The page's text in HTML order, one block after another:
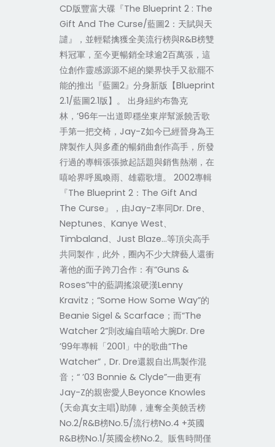
CD版豐富大碟『The Blueprint 2 : The
Gift And The Curse/藍圖2：天賦與天
譴』，並輕鬆擒獲全美流行榜與R&B榜雙
料冠軍，至今更暢銷全球逾2百萬張，這
位創作靈感源源不絕的樂界快手又欲罷不
能的推出『藍圖2』分身新版【Blueprint
2.1/藍圖2.1版】。 出身紐約布魯克
林，’96年一出道即穩坐東岸幫派饒舌歌
手第一把交椅，Jay-Z如今已經晉身為王
牌製作人與多產的暢銷曲創作高手，所發
行過的專輯張張掀起話題與銷售熱潮，在
嘻哈界呼風喚雨、雄霸歌壇。 2002專輯
『The Blueprint 2：The Gift And
The Curse』，由Jay-Z率同Dr. Dre、
Neptunes、Kanye West、
Timbaland、Just Blaze…等頂尖高手
共同製作，此外，圈內不少大牌藝人還衝
著他的面子跨刀合作：有“Guns &
Roses”中的藍調搖滾硬漢Lenny
Kravitz；“Some How Some Way”的
Beanie Sigel & Scarface；而“The
Watcher 2”則改編自嘻哈大腕Dr. Dre
’99年專輯「2001」中的歌曲“The
Watcher”，Dr. Dre還親自出馬製作混
音；“ ’03 Bonnie & Clyde”一曲更有
Jay-Z的親密愛人Beyonce Knowles
(天命真女主唱)助陣，連奪全美饒舌榜
No.2/R&B榜No.5/流行榜No.4 +英國
R&B榜No.1/英國金榜No.2。販售時間僅